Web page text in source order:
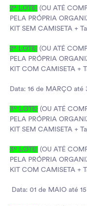
2º LOTE: (OU ATÉ
PELA PRÓPRIA
KIT SEM CAMISETA +
2º LOTE: (OU ATÉ
PELA PRÓPRIA
KIT COM CAMISETA +
Data: 16 de MARÇO até
3º LOTE: (OU ATÉ
PELA PRÓPRIA
KIT SEM CAMISETA +
3º LOTE: (OU ATÉ
PELA PRÓPRIA
KIT COM CAMISETA +
Data: 01 de MAIO até